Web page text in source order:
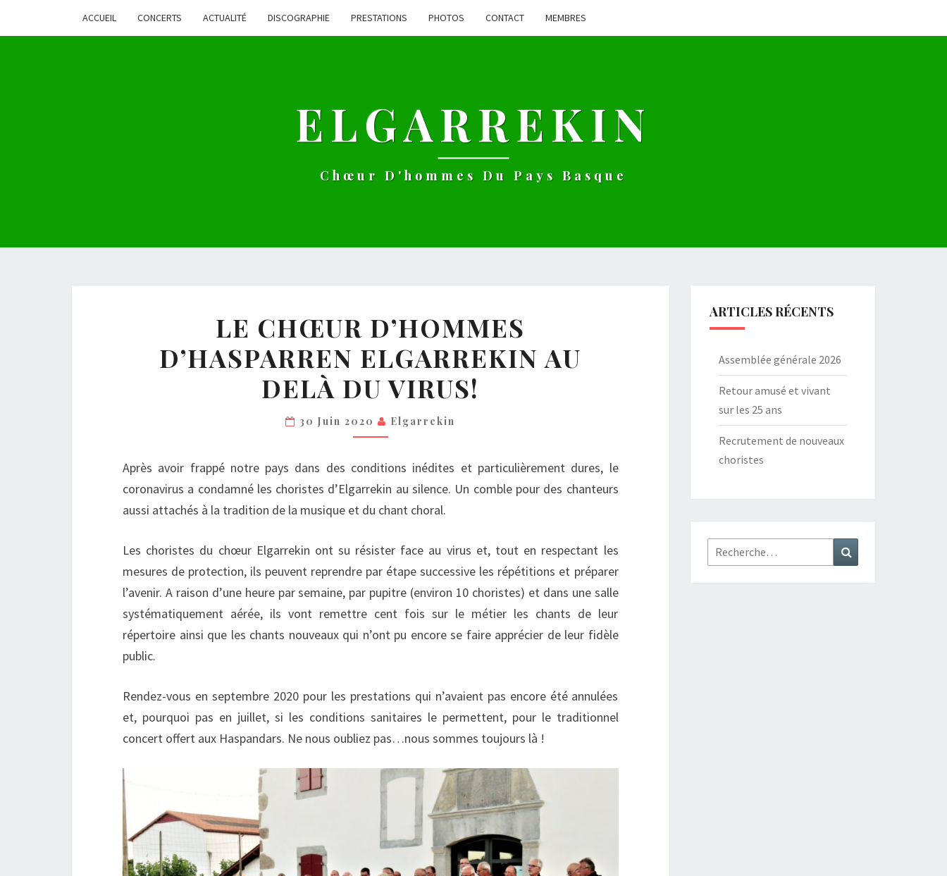
ACCUEIL CONCERTS ACTUALITÉ DISCOGRAPHIE PRESTATIONS PHOTOS CONTACT MEMBRES
ELGARREKIN
Chœur D'hommes Du Pays Basque
CHŒUR
D’HOMMES
D’HASPARREN
ELGARREKIN
AU
DELÀ
VIRUS!
LE CHŒUR D’HOMMES
D’HASPARREN ELGARREKIN AU
DELÀ DU VIRUS!
30 Juin 2020 Elgarrekin
Après avoir frappé notre pays dans des conditions inédites et particulièrement dures, le
coronavirus a condamné les choristes d’Elgarrekin au silence. Un comble pour des chanteurs
aussi attachés à la tradition de la musique et du chant choral.
Les choristes du chœur Elgarrekin ont su résister face au virus et, tout en respectant les
mesures de protection, ils peuvent reprendre par étape successive les répétitions et préparer
l’avenir. A raison d’une heure par semaine, par pupitre (environ 10 choristes) et dans une salle
systématiquement aérée, ils vont remettre cent fois sur le métier les chants de leur
répertoire ainsi que les chants nouveaux qui n’ont pu encore se faire apprécier de leur fidèle
public.
Rendez-vous en septembre 2020 pour les prestations qui n’avaient pas encore été annulées
et, pourquoi pas en juillet, si les conditions sanitaires le permettent, pour le traditionnel
concert offert aux Haspandars. Ne nous oubliez pas…nous sommes toujours là !
ARTICLES RÉCENTS
Assemblée générale 2026
Retour amusé et vivant
sur les 25 ans
Recrutement de nouveaux
choristes
Rechercher :